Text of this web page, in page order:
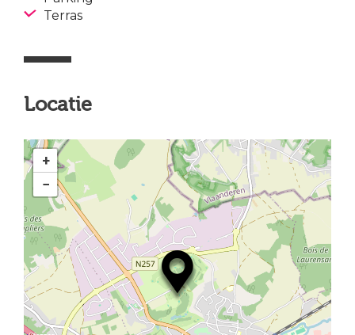
Terras
Locatie
+
−